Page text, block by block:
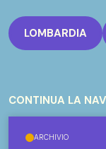
LOMBARDIA
CONTINUA LA
ARCHIVIO